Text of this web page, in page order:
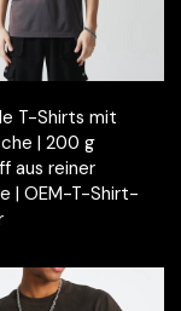
T-Shirts mit
| 200 g
aus reiner
| OEM-T-Shirt-